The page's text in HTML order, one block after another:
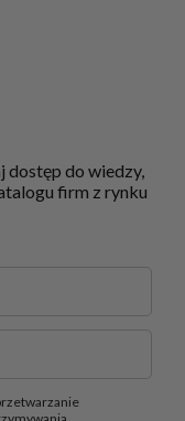
dostęp do wiedzy,
firm z rynku